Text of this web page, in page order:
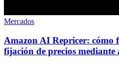
Mercados
Amazon AI Repricer: cómo
fijación de precios